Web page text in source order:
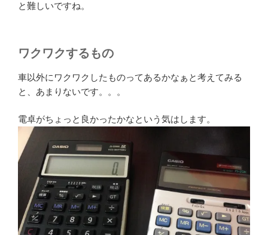
と難しいですね。
ワクワクするもの
車以外にワクワクしたものってあるかなぁと考えてみる
と、あまりないです。。。
電卓がちょっと良かったかなという気はします。